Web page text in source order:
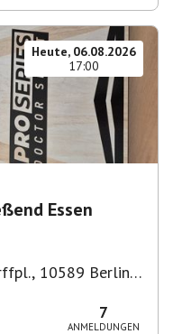
Heute, 06.08.2026
17:00
Essen
10589 Berlin-
7
ANMELDUNGEN